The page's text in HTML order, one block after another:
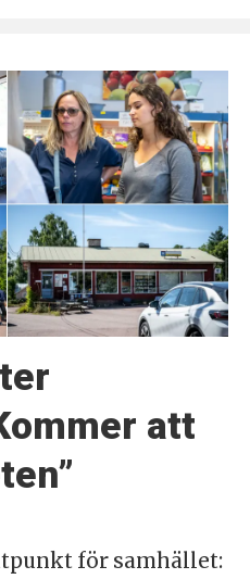
att
för samhället: